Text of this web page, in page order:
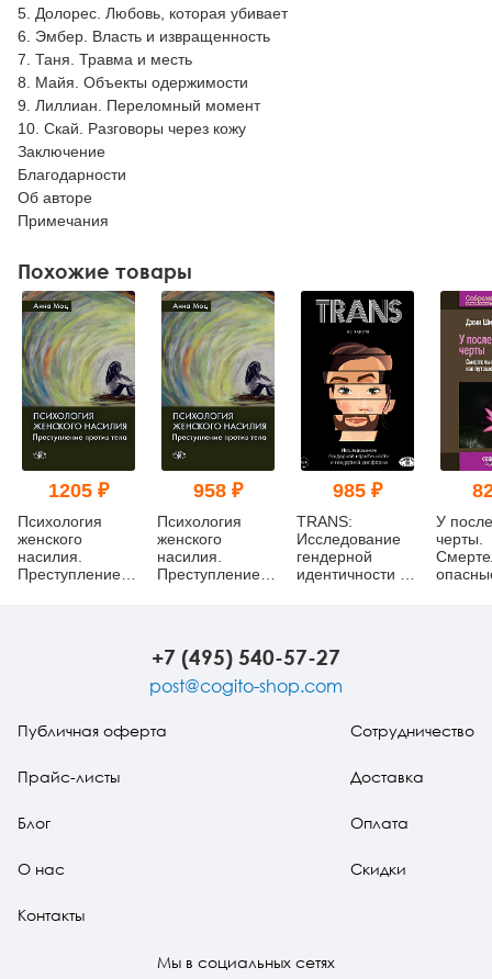
5. Долорес. Любовь, которая убивает
6. Эмбер. Власть и извращенность
7. Таня. Травма и месть
8. Майя. Объекты одержимости
9. Лиллиан. Переломный момент
10. Скай. Разговоры через кожу
Заключение
Благодарности
Об авторе
Примечания
Похожие товары
1205 ₽
Психология
женского
насилия.
Преступление
958 ₽
Психология
женского
насилия.
Преступление
985 ₽
TRANS:
Исследование
гендерной
идентичности и
У
черты.
+7 (495) 540-57-27
post@cogito-shop.com
Публичная оферта
Прайс-листы
Блог
О нас
Контакты
Сотрудничество
Доставка
Оплата
Скидки
Мы в социальных сетях